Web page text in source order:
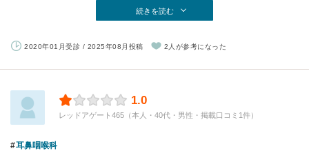
続きを読む
2020年01月受診 / 2025年08月投稿 2人が参考になった
1.0
レッドアゲート465（本人・40代・男性・掲載口コミ1件）
耳鼻咽喉科